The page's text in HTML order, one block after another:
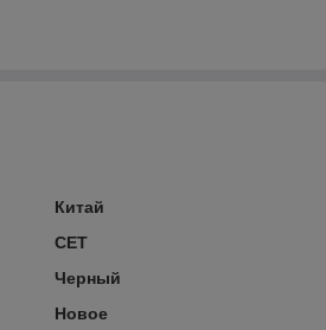
Китай
CET
Черный
Новое